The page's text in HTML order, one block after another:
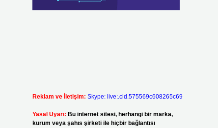
Reklam ve İletişim: Skype: live:.cid.575569c608265c69
Yasal Uyarı: Bu internet sitesi, herhangi bir marka,
kurum veya şahıs şirketi ile hiçbir bağlantısı